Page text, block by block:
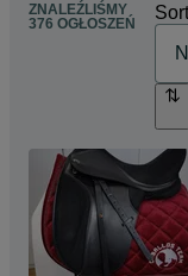
ZNALEŹLIŚMY
376 OGŁOSZEŃ